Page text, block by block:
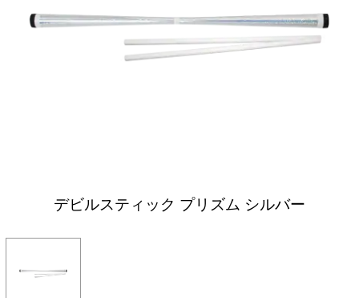
デビルスティック プリズム シルバー